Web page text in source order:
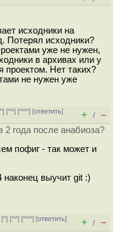
исходники на
Потерял исходники?
уже не нужен,
в архивах или у
проектом. Нет таких?
не нужен уже
^] [^^] [^^^] [ответить]
+ / –
2 года после анабиоза?
пофиг - так может и
наконец выучит git :)
[^] [^^] [^^^] [ответить]
+ / –